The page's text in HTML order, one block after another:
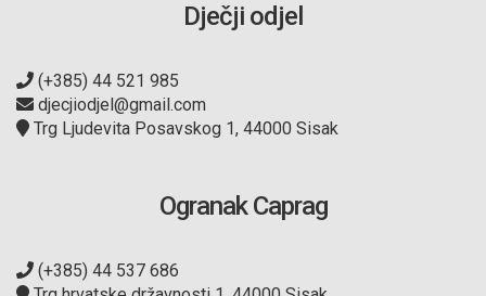
Dječji odjel
(+385) 44 521 985
djecjiodjel@gmail.com
Trg Ljudevita Posavskog 1, 44000 Sisak
Ogranak Caprag
(+385) 44 537 686